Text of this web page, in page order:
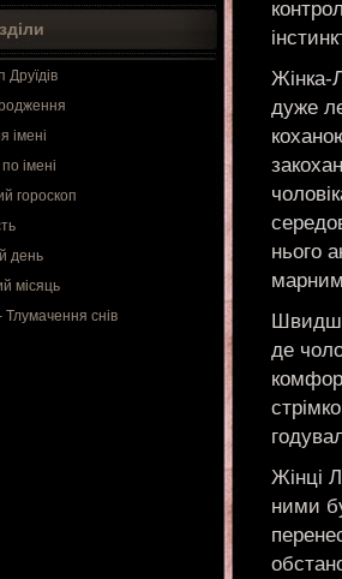
Друїдів
імені
імені
гороскоп
день
місяць
Тлумачення снів
Жінка-
дуже
нього
де
Жінці
ними